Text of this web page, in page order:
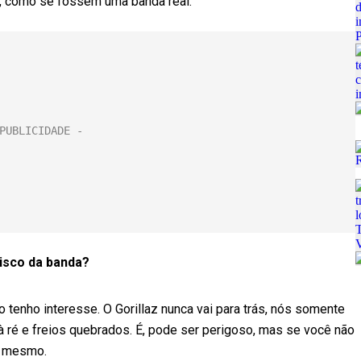
da banda?
interesse. O Gorillaz nunca vai para trás, nós somente
ré e freios quebrados. É, pode ser perigoso, mas se você não